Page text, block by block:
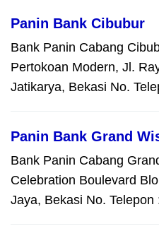
Panin Bank Cibubur
Bank Panin Cabang
Pertokoan Modern, Jl.
Jatikarya, Bekasi No.
Panin Bank Grand
Bank Panin Cabang
Celebration Boulevard
Jaya, Bekasi No.